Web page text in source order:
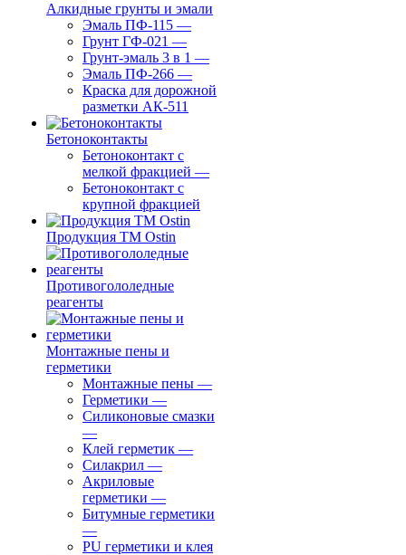
Алкидные грунты и эмали
Эмаль ПФ-115 —
Грунт ГФ-021 —
Грунт-эмаль 3 в 1 —
Эмаль ПФ-266 —
Краска для дорожной
разметки АК-511
Бетоноконтакты
Бетоноконтакт с
мелкой фракцией —
Бетоноконтакт с
крупной фракцией
Продукция ТМ Ostin
Противогололедные
реагенты
Монтажные пены и
герметики
Монтажные пены —
Герметики —
Силиконовые смазки
—
Клей герметик —
Силакрил —
Акриловые
герметики —
Битумные герметики
—
PU герметики и клея